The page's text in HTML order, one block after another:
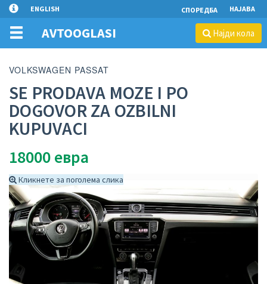
ENGLISH СПОРЕДБА НАЈАВА
AVTOOGLASI Најди кола
VOLKSWAGEN PASSAT
SE PRODAVA MOZE I PO
DOGOVOR ZA OZBILNI
KUPUVACI
18000евра
Кликнете за поголема слика